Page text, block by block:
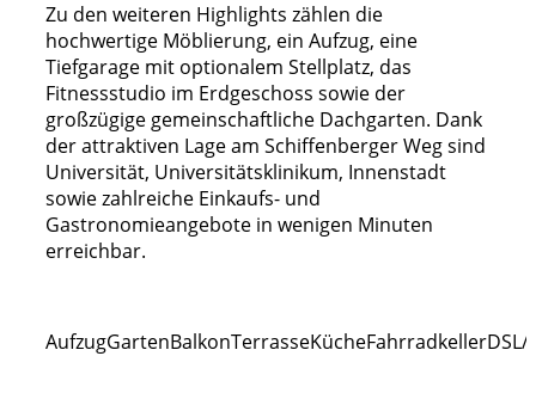
Zu den weiteren Highlights zählen die
hochwertige Möblierung, ein Aufzug, eine
Tiefgarage mit optionalem Stellplatz, das
Fitnessstudio im Erdgeschoss sowie der
großzügige gemeinschaftliche Dachgarten. Dank
der attraktiven Lage am Schiffenberger Weg sind
Universität, Universitätsklinikum, Innenstadt
sowie zahlreiche Einkaufs- und
Gastronomieangebote in wenigen Minuten
erreichbar.
AufzugGartenBalkonTerrasseKücheFahrradkeller